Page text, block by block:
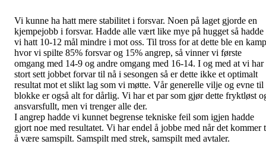
Vi kunne ha hatt mere stabilitet i forsvar. Noen på laget gjorde en
kjempejobb i forsvar. Hadde alle vært like mye på hugget så hadde
vi hatt 10-12 mål mindre i mot oss. Til tross for at dette ble en kamp
hvor vi spilte 85% forsvar og 15% angrep, så vinner vi første
omgang med 14-9 og andre omgang med 16-14. I og med at vi har
stort sett jobbet forvar til nå i sesongen så er dette ikke et optimalt
resultat mot et slikt lag som vi møtte. Vår generelle vilje og evne til
blokke er også alt for dårlig. Vi har et par som gjør dette fryktløst
ansvarsfullt, men vi trenger alle der.
I angrep hadde vi kunnet begrense tekniske feil som igjen hadde
gjort noe med resultatet. Vi har endel å jobbe med når det kommer
å være samspilt. Samspilt med strek, samspilt med avtaler.